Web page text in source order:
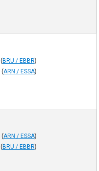
(BRU / EBBR)
(ARN / ESSA)
(ARN / ESSA)
(BRU / EBBR)